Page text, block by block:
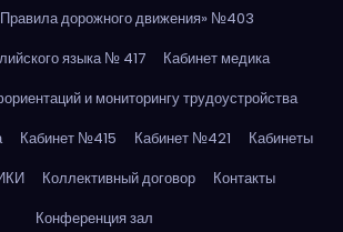
дорожного движения» №403
языка № 417
Кабинет медика
и мониторингу трудоустройства
Кабинет №415 Кабинет №421
Кабинеты
Коллективный договор
Контакты
Конференция зал